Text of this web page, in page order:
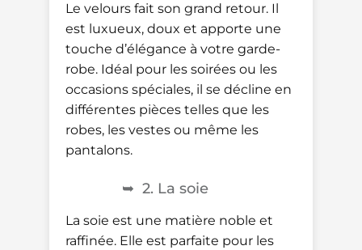
Le velours fait son grand retour. Il
est luxueux, doux et apporte une
touche d’élégance à votre garde-
robe. Idéal pour les soirées ou les
occasions spéciales, il se décline en
différentes pièces telles que les
robes, les vestes ou même les
pantalons.
2. La soie
La soie est une matière noble et
raffinée. Elle est parfaite pour les